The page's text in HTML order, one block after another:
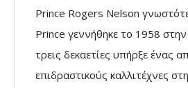
Prince Rogers Nelson
Prince γεννήθηκε το 1958
τρεις δεκαετίες υπήρξε ένας
επιδραστικούς καλλιτέχνες